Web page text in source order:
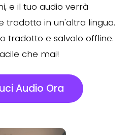
e il tuo audio verrà
tradotto in un'altra lingua.
tradotto e salvalo offline.
che mai!
Audio Ora